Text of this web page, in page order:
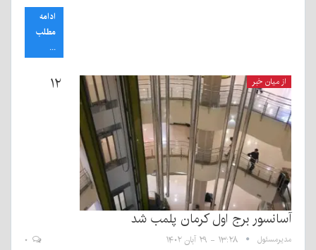
ادامه
مطلب
...
از میان خبر ۱۲
آسانسور برج اول کرمان پلمب شد
مدیرمسئول ۱۳:۲۸ - ۲۹ آبان ۱۴۰۲